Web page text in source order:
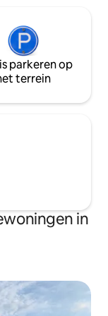
parkeren op
terrein
in